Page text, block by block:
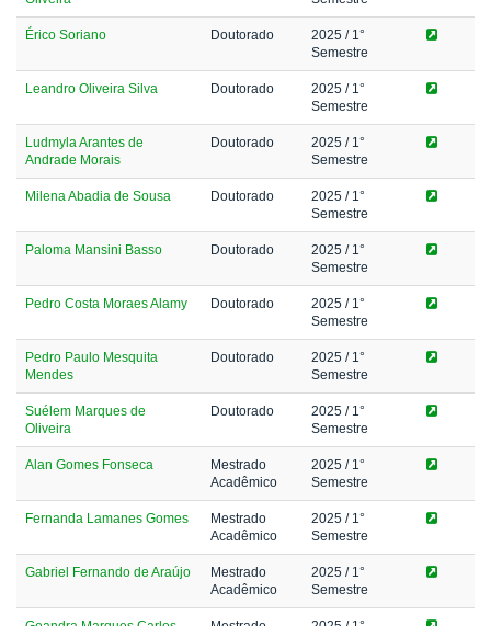
Érico Soriano Doutorado 2025 / 1°
Semestre
Leandro Oliveira Silva Doutorado 2025 / 1°
Semestre
Ludmyla Arantes de
Andrade Morais
Doutorado 2025 / 1°
Semestre
Milena Abadia de Sousa Doutorado 2025 / 1°
Semestre
Paloma Mansini Basso Doutorado 2025 / 1°
Semestre
Pedro Costa Moraes Alamy Doutorado 2025 / 1°
Semestre
Pedro Paulo Mesquita
Mendes
Doutorado 2025 / 1°
Semestre
Suélem Marques de
Oliveira
Doutorado 2025 / 1°
Semestre
Alan Gomes Fonseca
Mestrado
Acadêmico
2025 / 1°
Semestre
Fernanda Lamanes Gomes
Mestrado
Acadêmico
2025 / 1°
Semestre
Gabriel Fernando de Araújo
Mestrado
Acadêmico
2025 / 1°
Semestre